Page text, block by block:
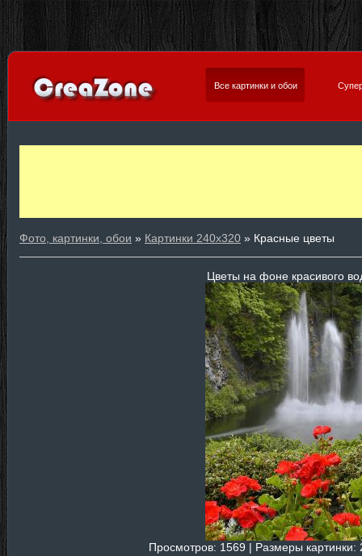
Все картинки и обои
Фото, картинки, обои » Картинки 240х320 » Красные цветы
Цветы на фоне красивого
Просмотров: 1569 | Размеры картинки: